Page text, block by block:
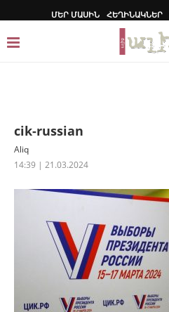
ՄԵՐ ՄԱՍԻՆ ՀԵՂԻՆԱԿՆԵՐ
cik-russian
Aliq
14:39 | 21.03.2024